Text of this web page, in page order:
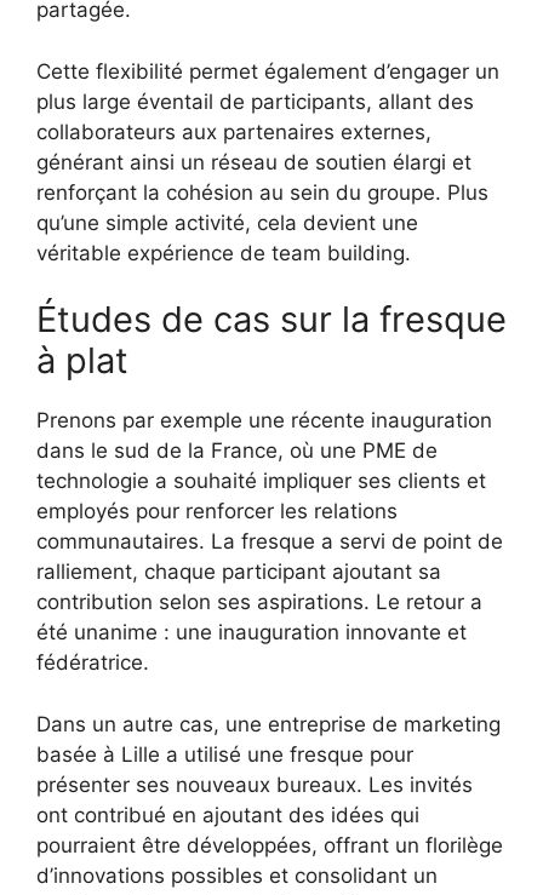
partagée.
Cette flexibilité permet également d’engager un
plus large éventail de participants, allant des
collaborateurs aux partenaires externes,
générant ainsi un réseau de soutien élargi et
renforçant la cohésion au sein du groupe. Plus
qu’une simple activité, cela devient une
véritable expérience de team building.
Études de cas sur la fresque
à plat
Prenons par exemple une récente inauguration
dans le sud de la France, où une PME de
technologie a souhaité impliquer ses clients et
employés pour renforcer les relations
communautaires. La fresque a servi de point de
ralliement, chaque participant ajoutant sa
contribution selon ses aspirations. Le retour a
été unanime : une inauguration innovante et
fédératrice.
Dans un autre cas, une entreprise de marketing
basée à Lille a utilisé une fresque pour
présenter ses nouveaux bureaux. Les invités
ont contribué en ajoutant des idées qui
pourraient être développées, offrant un florilège
d’innovations possibles et consolidant un